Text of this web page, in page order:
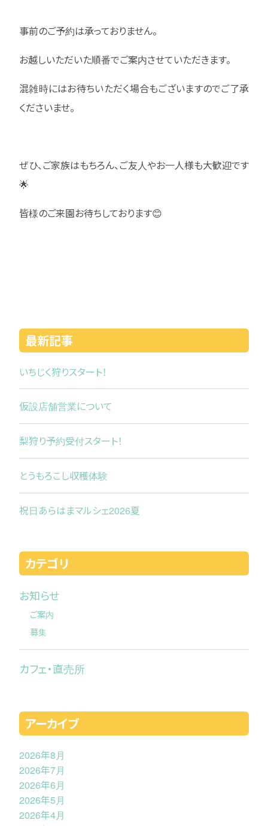
事前のご予約は承っておりません。
お越しいただいた順番でご案内させていただきます。
混雑時にはお待ちいただく場合もございますのでご了承
くださいませ。
ぜひ、ご家族はもちろん、ご友人やお一人様も大歓迎です
🌟
皆様のご来園お待ちしております😊
最新記事
いちじく狩りスタート！
仮設店舗営業について
梨狩り予約受付スタート！
とうもろこし収穫体験
祝日あらはまマルシェ2026夏
カテゴリ
お知らせ
ご案内
募集
カフェ・直売所
アーカイブ
2026年8月
2026年7月
2026年6月
2026年5月
2026年4月